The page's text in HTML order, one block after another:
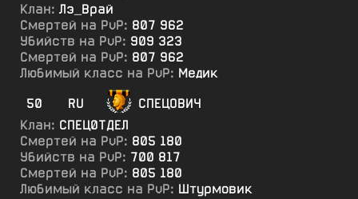
Клан: Лэ_Врай
Смертей на PvP: 807 962
Убийств на PvP: 909 323
Смертей на PvP: 807 962
Любимый класс на PvP: Медик
50
RU
СПЕЦОВИЧ
Клан: СПЕЦ0ТДЕЛ
Смертей на PvP: 805 180
Убийств на PvP: 700 817
Смертей на PvP: 805 180
Любимый класс на PvP: Штурмовик